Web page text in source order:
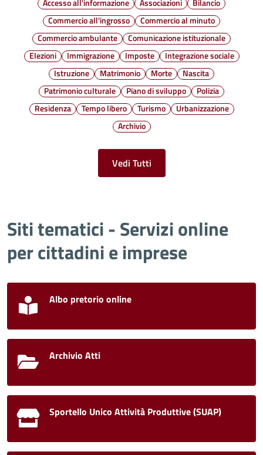
Accesso all'informazione Associazioni
Bilancio
Commercio all'ingrosso
Commercio al minuto
Commercio ambulante
Comunicazione istituzionale
Elezioni
Immigrazione Imposte
Integrazione sociale
Istruzione
Matrimonio Morte
Nascita
Patrimonio culturale
Piano di sviluppo
Polizia
Residenza
Tempo libero Turismo
Urbanizzazione
Archivio
Vedi Tutti
Siti tematici - Servizi online
per cittadini e imprese
Albo pretorio online
Archivio Atti
Sportello Unico Attività Produttive (SUAP)